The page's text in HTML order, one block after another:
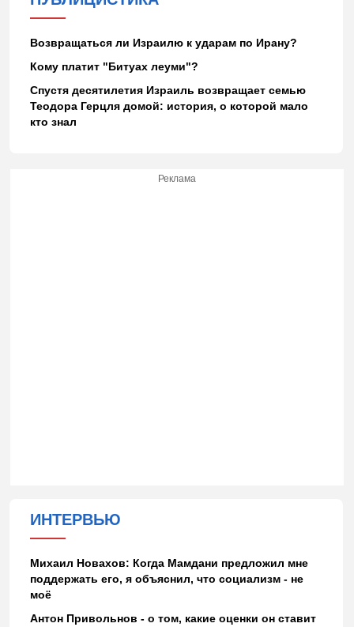
Возвращаться ли Израилю к ударам по Ирану?
Кому платит "Битуах леуми"?
Спустя десятилетия Израиль возвращает семью
Теодора Герцля домой: история, о которой мало
кто знал
Реклама
ИНТЕРВЬЮ
Михаил Новахов: Когда Мамдани предложил мне
поддержать его, я объяснил, что социализм - не
моё
Антон Привольнов - о том, какие оценки он ставит